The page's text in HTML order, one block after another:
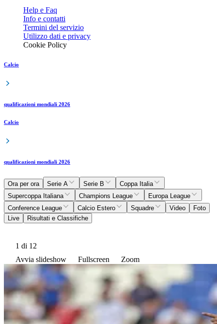
Help e Faq
Info e contatti
Termini del servizio
Utilizzo dati e privacy
Cookie Policy
Calcio
qualificazioni mondiali 2026
Calcio
qualificazioni mondiali 2026
Ora per ora Serie A Serie B
Coppa Italia
Supercoppa Italiana
Champions League
Europa League
Conference League
Calcio Estero Squadre Video
Foto
Live
Risultati e Classifiche
1 di 12
Avvia slideshow
Fullscreen Zoom